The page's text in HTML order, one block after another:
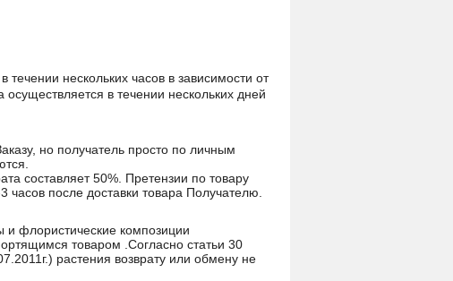
нескольких часов в зависимости от
в течении нескольких дней
но получатель просто по личным
составляет 50%. Претензии по товару
после доставки товара Получателю.
флористические композиции
товаром .Согласно статьи 30
растения возврату или обмену не